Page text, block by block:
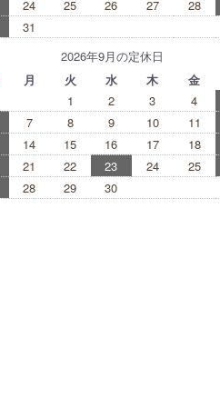
24 25 26 27
28
31
2026年9月の定休日
月 火 水 木
金
1
2 3
4
7 8 9 10
11
14 15 16 17
18
21 22 23 24
25
28 29 30